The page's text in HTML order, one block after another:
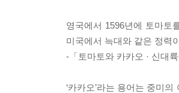
영국에서 1596년에 토마토
미국에서 늑대와 같은 정력
-「토마토와 카카오 · 신대
‘카카오’라는 용어는 중미